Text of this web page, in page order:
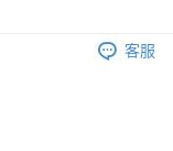
，7天內取。逾期後
客服